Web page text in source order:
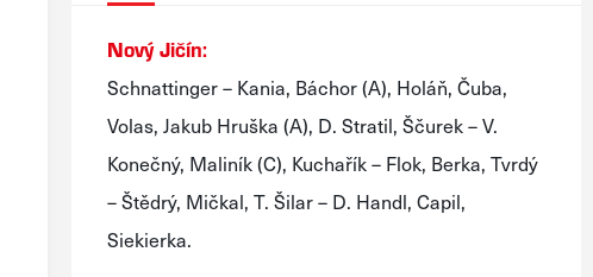
Nový Jičín:
Schnattinger – Kania, Báchor (A), Holáň, Čuba,
Volas, Jakub Hruška (A), D. Stratil, Ščurek – V.
Konečný, Maliník (C), Kuchařík – Flok, Berka, Tvrdý
– Štědrý, Mičkal, T. Šilar – D. Handl, Capil,
Siekierka.